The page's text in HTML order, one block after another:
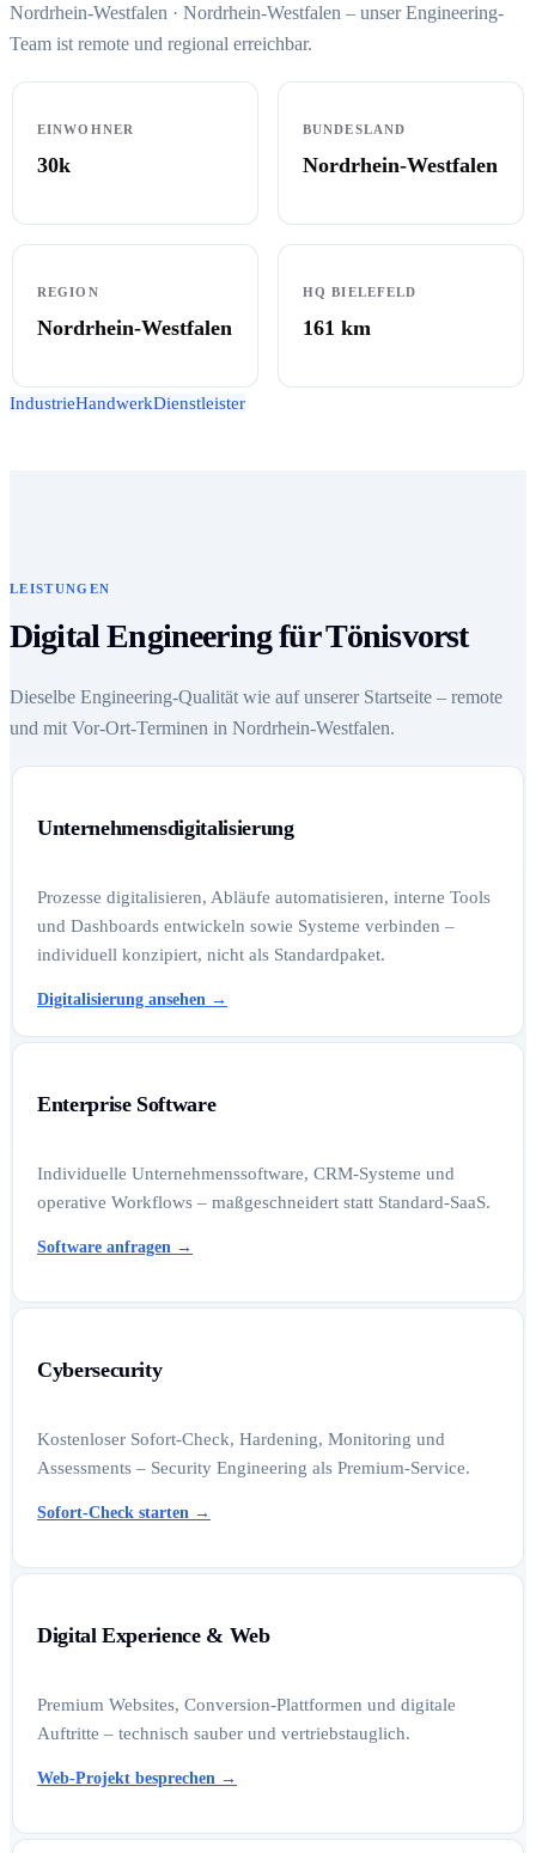
Nordrhein-Westfalen · Nordrhein-Westfalen – unser Engineering-
Team ist remote und regional erreichbar.
EINWOHNER
30k
BUNDESLAND
Nordrhein-Westfalen
REGION
Nordrhein-Westfalen
HQ BIELEFELD
161 km
IndustrieHandwerkDienstleister
LEISTUNGEN
Digital Engineering für Tönisvorst
Dieselbe Engineering-Qualität wie auf unserer Startseite – remote
und mit Vor-Ort-Terminen in Nordrhein-Westfalen.
Unternehmensdigitalisierung
Prozesse digitalisieren, Abläufe automatisieren, interne Tools
und Dashboards entwickeln sowie Systeme verbinden –
individuell konzipiert, nicht als Standardpaket.
Digitalisierung ansehen →
Enterprise Software
Individuelle Unternehmenssoftware, CRM-Systeme und
operative Workflows – maßgeschneidert statt Standard-SaaS.
Software anfragen →
Cybersecurity
Kostenloser Sofort-Check, Hardening, Monitoring und
Assessments – Security Engineering als Premium-Service.
Sofort-Check starten →
Digital Experience & Web
Premium Websites, Conversion-Plattformen und digitale
Auftritte – technisch sauber und vertriebstauglich.
Web-Projekt besprechen →